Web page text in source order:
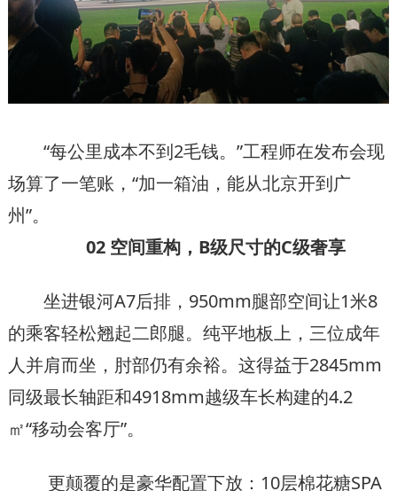
“每公里成本不到2毛钱。”工程师在发布会现
场算了一笔账，“加一箱油，能从北京开到广
州”。
02 空间重构，B级尺寸的C级奢享
坐进银河A7后排，950mm腿部空间让1米8
的乘客轻松翘起二郎腿。纯平地板上，三位成年
人并肩而坐，肘部仍有余裕。这得益于2845mm
同级最长轴距和4918mm越级车长构建的4.2
㎡“移动会客厅”。
更颠覆的是豪华配置下放：10层棉花糖SPA